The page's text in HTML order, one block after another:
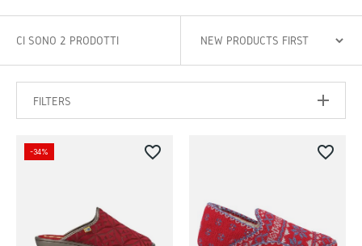
CI SONO 2 PRODOTTI
FILTERS
-34% favorite_border favorite_border